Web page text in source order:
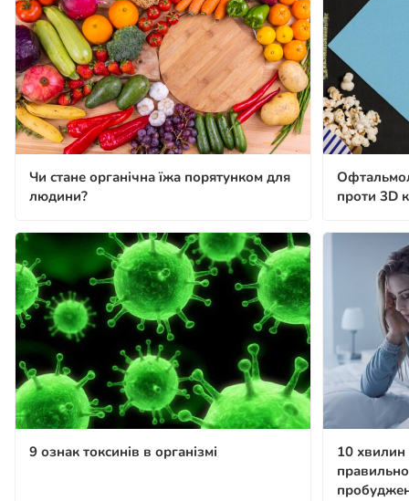
Чи стане органічна їжа порятунком для
людини?
проти 3D
9 ознак токсинів в організмі
10 хвилин